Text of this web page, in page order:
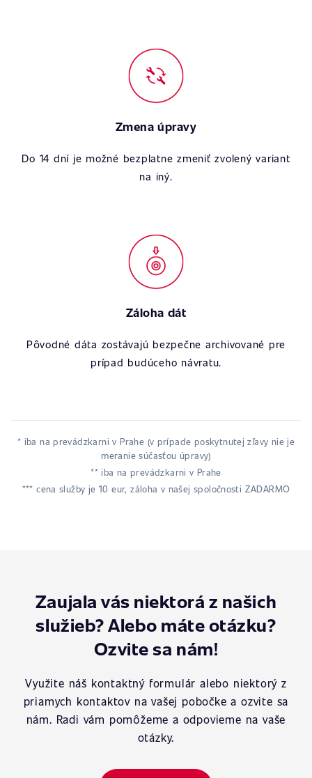
Zmena úpravy
Do 14 dní je možné bezplatne zmeniť zvolený variant
na iný.
Záloha dát
Pôvodné dáta zostávajú bezpečne archivované pre
prípad budúceho návratu.
* iba na prevádzkarni v Prahe (v prípade poskytnutej zľavy nie je
meranie súčasťou úpravy)
** iba na prevádzkarni v Prahe
*** cena služby je 10 eur, záloha v našej spoločnosti ZADARMO
Zaujala vás niektorá z našich
služieb? Alebo máte otázku?
Ozvite sa nám!
Využite náš kontaktný formulár alebo niektorý z
priamych kontaktov na vašej pobočke a ozvite sa
nám. Radi vám pomôžeme a odpovieme na vaše
otázky.